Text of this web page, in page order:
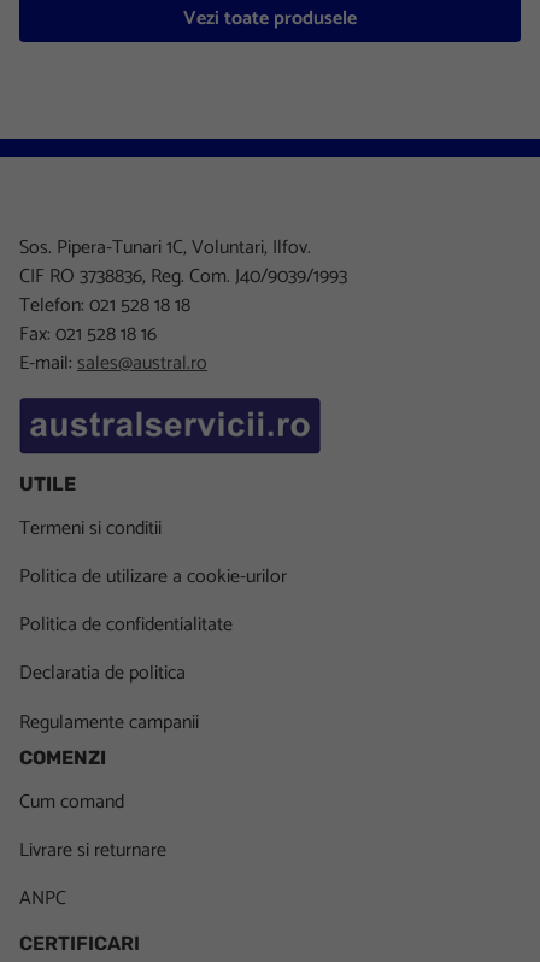
Vezi toate produsele
Sos. Pipera-Tunari 1C, Voluntari, Ilfov.
CIF RO 3738836, Reg. Com. J40/9039/1993
Telefon: 021 528 18 18
Fax: 021 528 18 16
E-mail:sales@austral.ro
UTILE
Termeni si conditii
Politica de utilizare a cookie-urilor
Politica de confidentialitate
Declaratia de politica
Regulamente campanii
COMENZI
Cum comand
Livrare si returnare
ANPC
CERTIFICARI